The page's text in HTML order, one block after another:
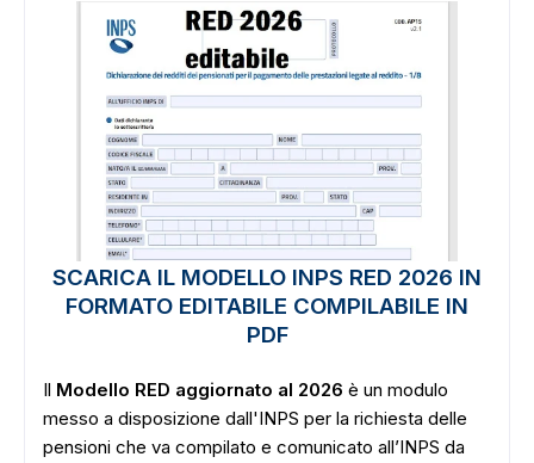
SCARICA IL MODELLO INPS RED 2026 IN
FORMATO EDITABILE COMPILABILE IN
PDF
Il Modello RED aggiornato al 2026 è un modulo
messo a disposizione dall'INPS per la richiesta delle
pensioni che va compilato e comunicato all’INPS da